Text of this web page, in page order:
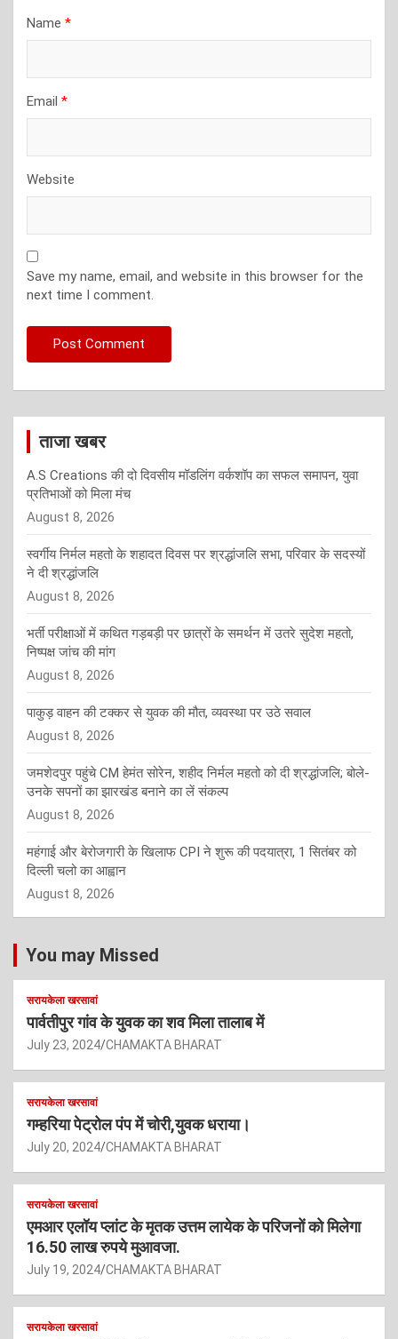
Name *
Email *
Website
Save my name, email, and website in this browser for the
next time I comment.
ताजा खबर
A.S Creations की दो दिवसीय मॉडलिंग वर्कशॉप का सफल समापन, युवा
प्रतिभाओं को मिला मंच
August 8, 2026
स्वर्गीय निर्मल महतो के शहादत दिवस पर श्रद्धांजलि सभा, परिवार के सदस्यों
ने दी श्रद्धांजलि
August 8, 2026
भर्ती परीक्षाओं में कथित गड़बड़ी पर छात्रों के समर्थन में उतरे सुदेश महतो,
निष्पक्ष जांच की मांग
August 8, 2026
पाकुड़ वाहन की टक्कर से युवक की मौत, व्यवस्था पर उठे सवाल
August 8, 2026
जमशेदपुर पहुंचे CM हेमंत सोरेन, शहीद निर्मल महतो को दी श्रद्धांजलि; बोले-
उनके सपनों का झारखंड बनाने का लें संकल्प
August 8, 2026
महंगाई और बेरोजगारी के खिलाफ CPI ने शुरू की पदयात्रा, 1 सितंबर को
दिल्ली चलो का आह्वान
August 8, 2026
You may Missed
सरायकेला खरसावां
पार्वतीपुर गांव के युवक का शव मिला तालाब में
July 23, 2024 CHAMAKTA BHARAT
सरायकेला खरसावां
गम्हरिया पेट्रोल पंप में चोरी,युवक धराया।
July 20, 2024 CHAMAKTA BHARAT
सरायकेला खरसावां
एमआर एलॉय प्लांट के मृतक उत्तम लायेक के परिजनों को मिलेगा
16.50 लाख रुपये मुआवजा.
July 19, 2024 CHAMAKTA BHARAT
सरायकेला खरसावां